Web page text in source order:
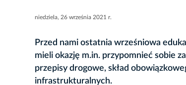
niedziela, 26 września 2021 r.
Przed nami ostatnia wrześniowa
mieli okazję m.in. przypomnieć sobie
przepisy drogowe, skład
infrastrukturalnych.